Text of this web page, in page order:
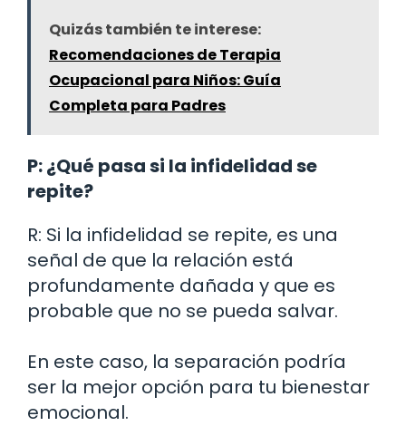
Quizás también te interese:
Recomendaciones de Terapia
Ocupacional para Niños: Guía
Completa para Padres
P: ¿Qué pasa si la infidelidad se
repite?
R: Si la infidelidad se repite, es una
señal de que la relación está
profundamente dañada y que es
probable que no se pueda salvar.
En este caso, la separación podría
ser la mejor opción para tu bienestar
emocional.